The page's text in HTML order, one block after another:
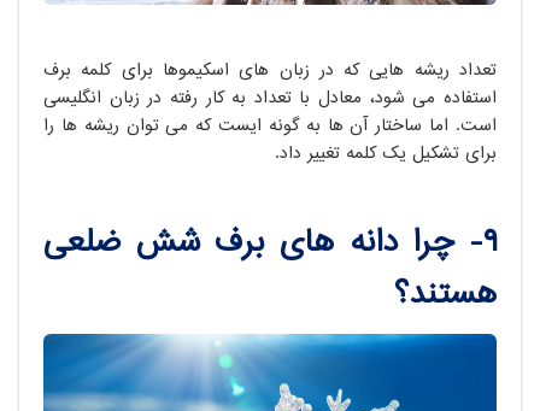
تعداد ریشه هایی که در زبان های اسکیموها برای کلمه برف
استفاده می شود، معادل با تعداد به کار رفته در زبان انگلیسی
است. اما ساختار آن ها به گونه ایست که می توان ریشه ها را
برای تشکیل یک کلمه تغییر داد.
۹- چرا دانه های برف شش ضلعی
هستند؟